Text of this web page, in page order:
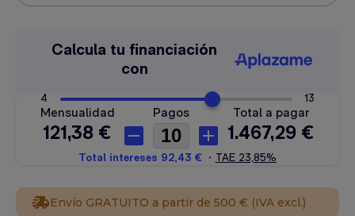
Envío GRATUITO a partir de 500 € (IVA excl.)